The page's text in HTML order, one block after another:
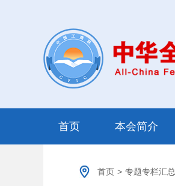
首页 本会简介
首页 > 专题专栏汇总